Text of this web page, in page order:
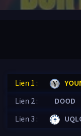
Lien 1 :
Lien 2 :
DOOD
Lien 3 :